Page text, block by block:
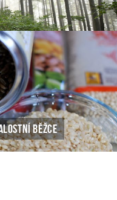
BĚŽCE